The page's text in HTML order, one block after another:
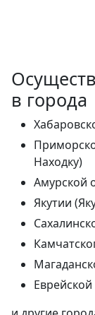
в города
Находку)
Амурской
Якутии